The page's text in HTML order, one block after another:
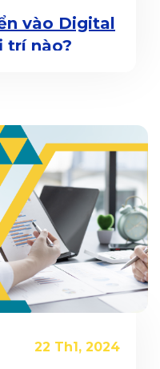
vào Digital
trí nào?
22 Th1, 2024